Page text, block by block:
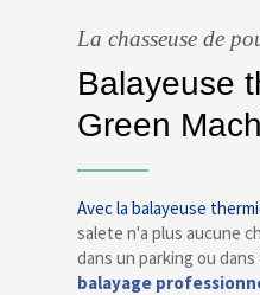
La chasseuse de
Balayeuse
Green
Avec la balayeuse
salete n'a plus aucune
dans un parking ou
balayage